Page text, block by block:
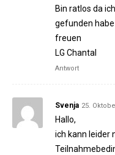
Bin ratlos da
gefunden
freuen
LG Chantal
Antwort
Svenja 25.
Hallo,
ich kann leider